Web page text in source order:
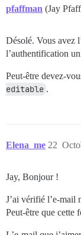
pfaffman (Jay
Désolé. Vous avez
l’authentification
Peut-être devez-
editable .
Elena_me 22
Jay, Bonjour !
J’ai vérifié l’e-mail
Peut-être que cette